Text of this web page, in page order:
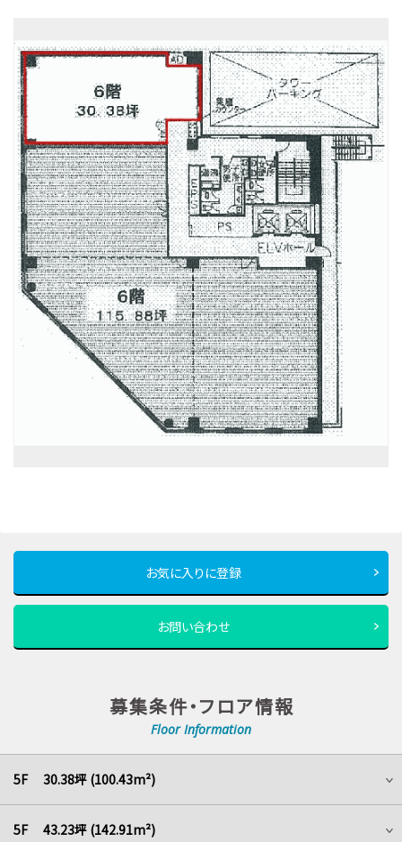
お気に入りに登録
お問い合わせ
募集条件・フロア情報
Floor Information
5F 30.38坪 (100.43m²)
5F 43.23坪 (142.91m²)